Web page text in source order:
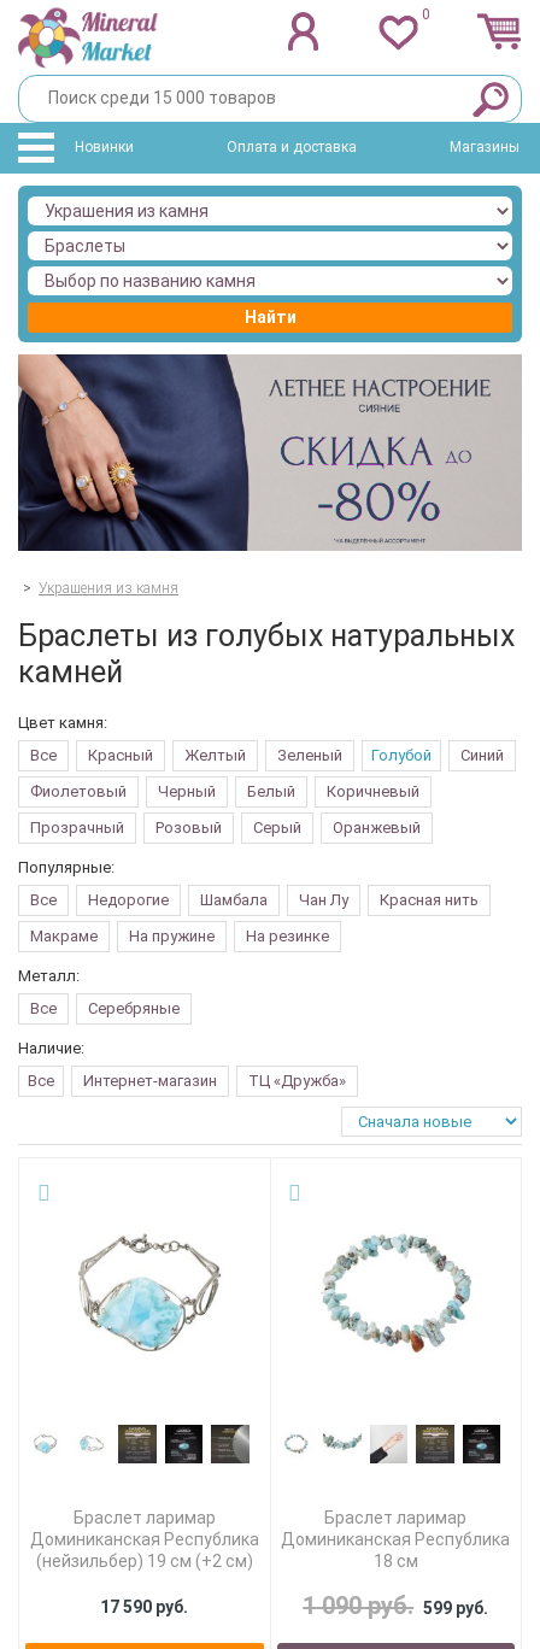
0
Новинки Оплата и доставка Магазины
Найти
> Украшения из камня
Браслеты из голубых натуральных
камней
Цвет камня:
Все
Красный Желтый Зеленый Голубой
Синий
Фиолетовый
Черный Белый
Коричневый
Прозрачный
Розовый Серый Оранжевый
Популярные:
Все
Недорогие Шамбала Чан Лу
Красная нить
Макраме
На пружине На резинке
Металл:
Все
Серебряные
Наличие:
Все
Интернет-магазин ТЦ «Дружба»
Браслет ларимар
Доминиканская Республика
(нейзильбер) 19 см (+2 см)
17 590 руб.
Браслет ларимар
Доминиканская Республика
18 см
1 090 руб. 599 руб.